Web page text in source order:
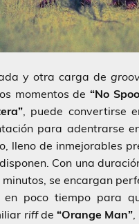
y otra carga de
momentos de“No
, puede convertirse
para adentrarse
lleno de inmejorables
Con una
se encargan
en poco tiempo para
riffde“Orange Man”,